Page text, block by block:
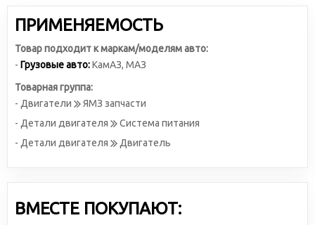
ПРИМЕНЯЕМОСТЬ
Товар подходит к маркам/моделям авто:
- Грузовые авто:КамАЗ, МАЗ
Товарная группа:
- Двигатели
ЯМЗ запчасти
- Детали двигателя
Система питания
- Детали двигателя
Двигатель
ВМЕСТЕ ПОКУПАЮТ: